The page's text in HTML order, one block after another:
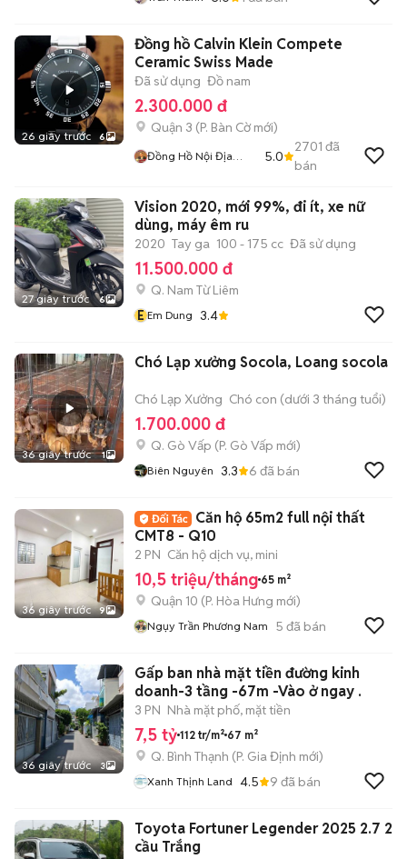
26 giây trước 6
Đồng hồ Calvin Klein Compete
Ceramic Swiss Made
Đã sử dụng Đồ nam
2.300.000 đ
Quận 3 (P. Bàn Cờmới)
Đồng Hồ Nội Địa
5.0
2701 đã
bán
27 giây trước 6
Vision 2020, mới 99%, đi ít, xe nữ
dùng, máy êm ru
2020 Tay ga 100 - 175 cc Đã sử dụng
11.500.000 đ
Q. Nam Từ Liêm
E Em Dung 3.4
36 giây trước 1
Chó Lạp xưởng Socola, Loang socola
Chó Lạp Xưởng Chó con (dưới 3 tháng tuổi)
1.700.000 đ
Q. Gò Vấp (P. Gò Vấp mới)
Biên Nguyên 3.3 6 đã bán
36 giây trước 9
Căn hộ 65m2 full nội thất
CMT8 - Q10
2 PN Căn hộ dịch vụ, mini
10,5 triệu/tháng 65 m²
Quận 10 (P. Hòa Hưng mới)
Ngụy Trần Phương Nam 5 đã bán
36 giây trước 3
Gấp ban nhà mặt tiền đường kinh
doanh-3 tầng -67m -Vào ở ngay .
3 PN Nhà mặt phố, mặt tiền
7,5 tỷ 112 tr/m² 67 m²
Q. Bình Thạnh (P. Gia Định mới)
Xanh Thịnh Land 4.5 9 đã bán
Toyota Fortuner Legender 2025 2.7 2
cầu Trắng